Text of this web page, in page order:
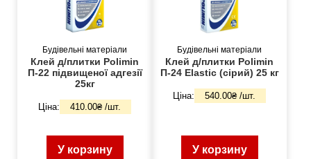
Будівельні матеріали
Клей д/плитки Polimin
П-22 підвищеної адгезії
25кг
Ціна: 410.00₴ /шт.
У корзину
Будівельні матеріали
Клей д/плитки Polimin
П-24 Elastic (сірий) 25 кг
Ціна: 540.00₴ /шт.
У корзину